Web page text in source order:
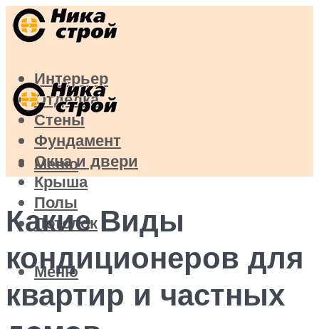
Интерьер
Отделка
Стены
Фундамент
Окна и двери
Крыша
Полы
Потолок
Меню
Меню
Какие Виды
кондиционеров для
квартир и частных